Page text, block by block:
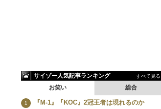
サイゾー人気記事ランキング すべて見る
お笑い 総合
『M-1』『KOC』2冠王者は現れるのか